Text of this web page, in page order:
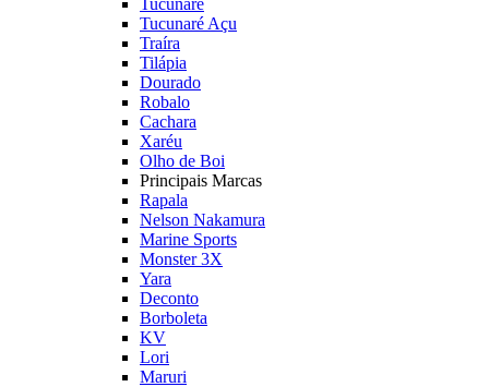
Tucunaré
Tucunaré Açu
Traíra
Tilápia
Dourado
Robalo
Cachara
Xaréu
Olho de Boi
Principais Marcas
Rapala
Nelson Nakamura
Marine Sports
Monster 3X
Yara
Deconto
Borboleta
KV
Lori
Maruri